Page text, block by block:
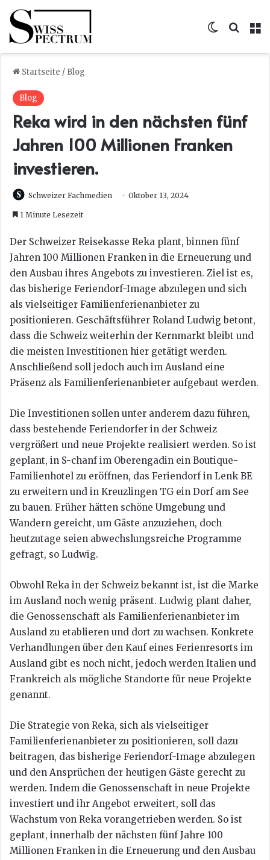
Skin
Startseite / Blog
Blog
Reka wird in den nächsten fünf
Jahren 100 Millionen Franken
investieren.
Schweizer Fachmedien Oktober 13, 2024
1 Minute Lesezeit
Der Schweizer Reisekasse Reka plant, binnen fünf
Jahren 100 Millionen Franken in die Erneuerung und
den Ausbau ihres Angebots zu investieren. Ziel ist es,
das bisherige Feriendorf-Image abzulegen und sich
als vielseitiger Familienferienanbieter zu
positionieren. Geschäftsführer Roland Ludwig betont,
dass die Schweiz weiterhin der Kernmarkt bleibt und
die meisten Investitionen hier getätigt werden.
Anschließend soll jedoch auch im Ausland eine
Präsenz als Familienferienanbieter aufgebaut werden.
Die Investitionen sollen unter anderem dazu führen,
dass bestehende Feriendorfer in der Schweiz
vergrößert und neue Projekte realisiert werden. So ist
geplant, in S-chanf im Oberengadin ein Boutique-
Familienhotel zu eröffnen, das Feriendorf in Lenk BE
zu erweitern und in Kreuzlingen TG ein Dorf am See
zu bauen. Früher hätten schöne Umgebung und
Wandern gereicht, um Gäste anzuziehen, doch
heutzutage seien abwechslungsreiche Programme
gefragt, so Ludwig.
Obwohl Reka in der Schweiz bekannt ist, ist die Marke
im Ausland noch wenig präsent. Ludwig plant daher,
die Genossenschaft als Familienferienanbieter im
Ausland zu etablieren und dort zu wachsen. Konkrete
Verhandlungen über den Kauf eines Ferienresorts im
Ausland gibt es noch nicht, jedoch werden Italien und
Frankreich als mögliche Standorte für neue Projekte
genannt.
Die Strategie von Reka, sich als vielseitiger
Familienferienanbieter zu positionieren, soll dazu
beitragen, das bisherige Feriendorf-Image abzulegen
und den Ansprüchen der heutigen Gäste gerecht zu
werden. Indem die Genossenschaft in neue Projekte
investiert und ihr Angebot erweitert, soll das
Wachstum von Reka vorangetrieben werden. So ist
geplant, innerhalb der nächsten fünf Jahre 100
Millionen Franken in die Erneuerung und den Ausbau